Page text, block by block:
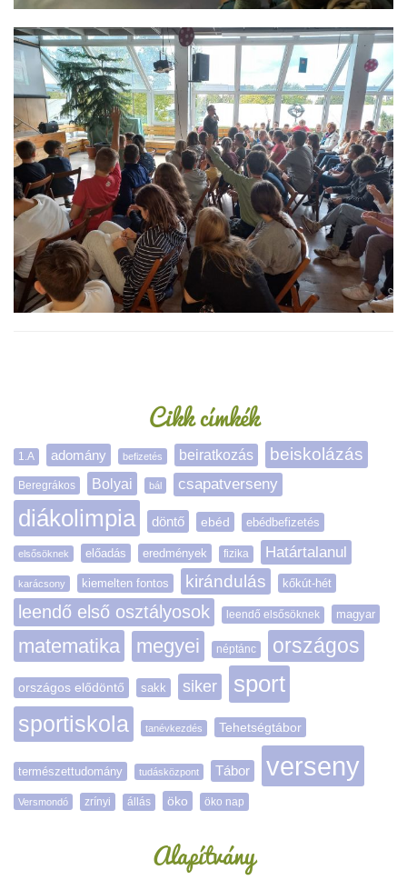
Cikk címkék
1.A adomány befizetés beiratkozás beiskolázás
Beregrákos Bolyai bál csapatverseny
diákolimpia döntő ebéd ebédbefizetés
elsősöknek előadás eredmények fizika Határtalanul
karácsony kiemelten fontos kirándulás kőkút-hét
leendő első osztályosok leendő elsősöknek magyar
matematika megyei néptánc országos
országos elődöntő sakk siker sport
sportiskola tanévkezdés Tehetségtábor
természettudomány tudásközpont Tábor verseny
Versmondó zrínyi állás öko öko nap
Alapítvány